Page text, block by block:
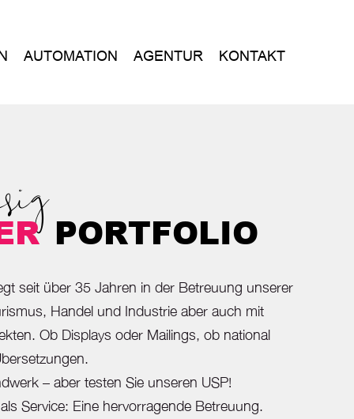
AUTOMATION AGENTUR KONTAKT
PORTFOLIO
seit über 35 Jahren in der Betreuung unserer
Handel und Industrie aber auch mit
Ob Displays oder Mailings, ob national
– aber testen Sie unseren USP!
Service: Eine hervorragende Betreuung.